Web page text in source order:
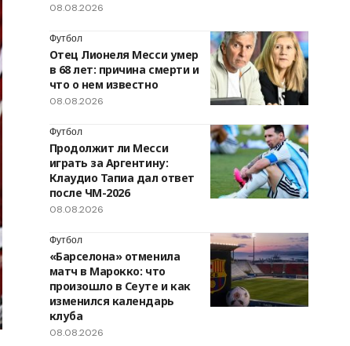
08.08.2026
Футбол
Отец Лионеля Месси умер
в 68 лет: причина смерти и
что о нем известно
08.08.2026
Футбол
Продолжит ли Месси
играть за Аргентину:
Клаудио Тапиа дал ответ
после ЧМ-2026
08.08.2026
Футбол
«Барселона» отменила
матч в Марокко: что
произошло в Сеуте и как
изменился календарь
клуба
08.08.2026